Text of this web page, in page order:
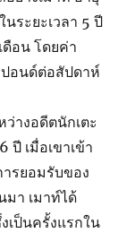
ระยะเวลา 5 ปี
อน โดยค่า
อนด์ต่อสัปดาห์
างอดีตนักเตะ
ปี เมื่อเขาเข้า
รยอมรับของ
า เมาท์ได้
เป็นครั้งแรกใน